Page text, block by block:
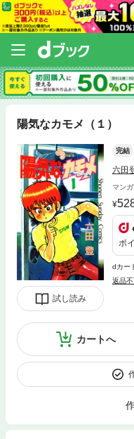
陽気なカモメ（１）
試し読み
完結
六田
マンガ
ポ
dカー
返品
カートへ